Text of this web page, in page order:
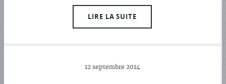
LIRE LA SUITE
12 septembre 2014